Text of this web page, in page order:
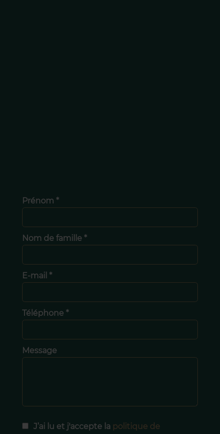
Prénom *
Nom de famille *
E-mail *
Téléphone *
Message
J’ai lu et j'accepte la politique de